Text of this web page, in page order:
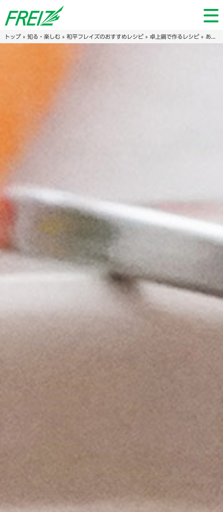
トップ» 知る・楽しむ» 和平フレイズのおすすめレシピ» 卓上鍋で作るレシピ» あら汁風具沢山味噌汁